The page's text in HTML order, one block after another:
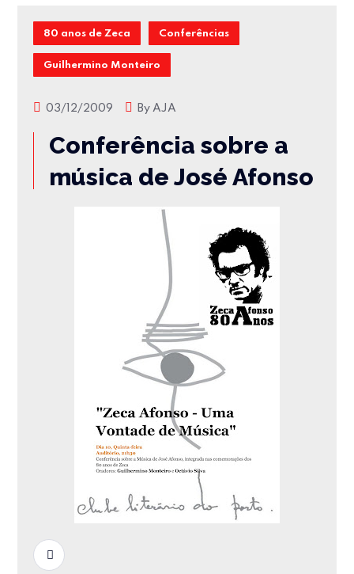
80 anos de Zeca Conferências
Guilhermino Monteiro
03/12/2009 By AJA
Conferência sobre a
música de José Afonso